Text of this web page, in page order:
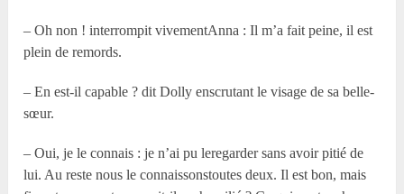
– Oh non ! interrompit vivementAnna : Il m’a fait peine, il est
plein de remords.
– En est-il capable ? dit Dolly enscrutant le visage de sa belle-
sœur.
– Oui, je le connais : je n’ai pu leregarder sans avoir pitié de
lui. Au reste nous le connaissonstoutes deux. Il est bon, mais